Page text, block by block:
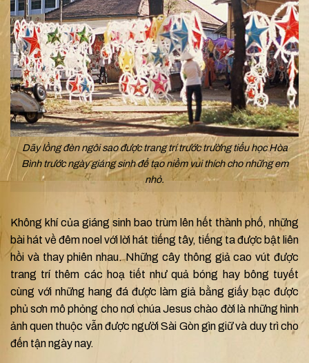
Dãy lồng đèn ngôi sao được trang trí trước trường tiểu học Hòa
Bình trước ngày giáng sinh để tạo niềm vui thích cho những em
nhỏ.
Không khí của giáng sinh bao trùm lên hết thành phố, những
bài hát về đêm noel với lời hát tiếng tây, tiếng ta được bật liên
hồi và thay phiên nhau. Những cây thông giả cao vút được
trang trí thêm các hoạ tiết như quả bóng hay bông tuyết
cùng với những hang đá được làm giả bằng giấy bạc được
phủ sơn mô phỏng cho nơi chúa Jesus chào đời là những hình
ảnh quen thuộc vẫn được người Sài Gòn gìn giữ và duy trì cho
đến tận ngày nay.